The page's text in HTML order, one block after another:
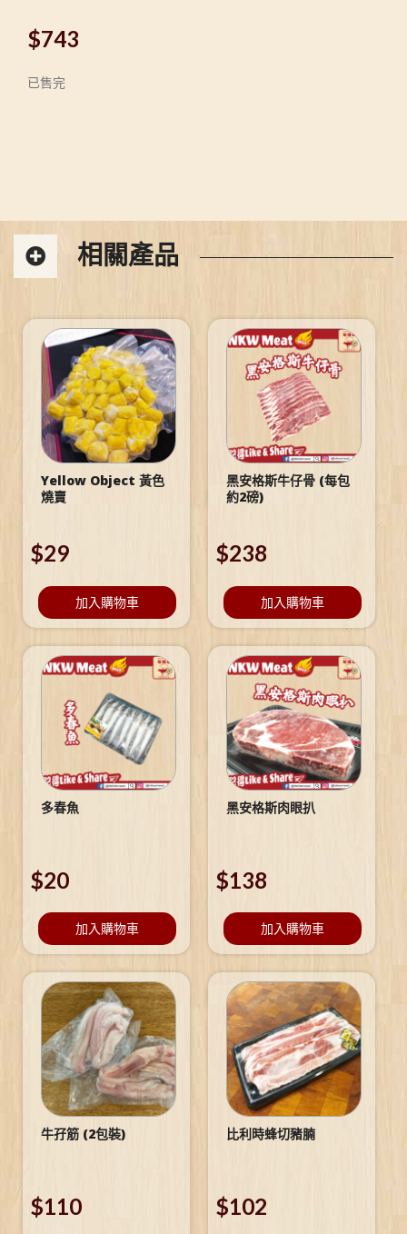
$743
已售完
相關產品
Yellow Object 黃色
燒賣
$29
加入購物車
黑安格斯牛仔骨 (每包
約2磅)
$238
加入購物車
多春魚
$20
加入購物車
黑安格斯肉眼扒
$138
加入購物車
牛孖筋 (2包裝)
$110
比利時蜂切豬腩
$102